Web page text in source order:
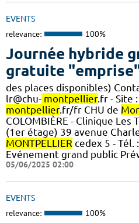
EVENTS
relevance: 100%
Journée hybride
gratuite
des places disponibles)
lr@chu- montpellier.fr - Site
montpellier.fr/fr CHU de
COLOMBIÈRE - Clinique
(1er étage) 39 avenue
MONTPELLIER cedex 5 - Tél.
Evénement grand public
05/06/2025 02:00
EVENTS
relevance: 100%